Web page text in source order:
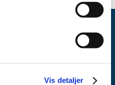
Vis detaljer